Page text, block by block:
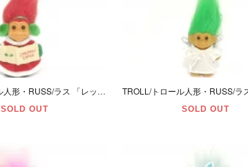
TROLL/トロール人形・RUSS/ラス 「レッド/Ｍ/クリスマスキャロル」
SOLD OUT SOLD OUT